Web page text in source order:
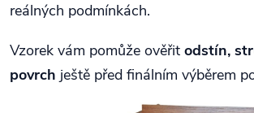
reálných podmínkách.
Vzorek vám pomůže ověřit odstín,
povrch ještě před finálním výběrem